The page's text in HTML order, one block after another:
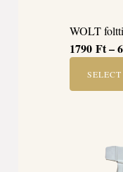
WOLT
1790Ft–